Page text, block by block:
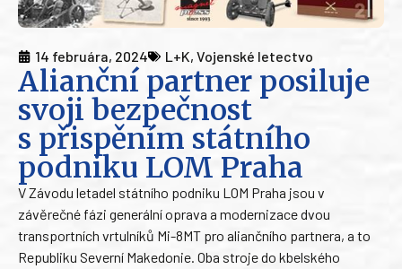
14 februára, 2024 L+K, Vojenské letectvo
Alianční partner posiluje
svoji bezpečnost
s přispěním státního
podniku LOM Praha
V Závodu letadel státního podniku LOM Praha jsou v
závěrečné fázi generální oprava a modernizace dvou
transportních vrtulníků Mi-8MT pro aliančního partnera, a to
Republiku Severní Makedonie. Oba stroje do kbelského